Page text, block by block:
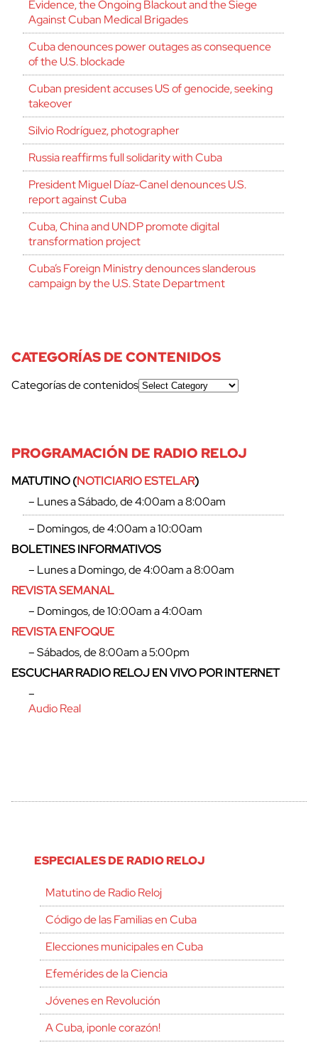
Evidence, the Ongoing Blackout and the Siege
Against Cuban Medical Brigades
Cuba denounces power outages as consequence
of the U.S. blockade
Cuban president accuses US of genocide, seeking
takeover
Silvio Rodríguez, photographer
Russia reaffirms full solidarity with Cuba
President Miguel Díaz-Canel denounces U.S.
report against Cuba
Cuba, China and UNDP promote digital
transformation project
Cuba’s Foreign Ministry denounces slanderous
campaign by the U.S. State Department
CATEGORÍAS DE CONTENIDOS
Categorías de contenidos
PROGRAMACIÓN DE RADIO RELOJ
MATUTINO (NOTICIARIO ESTELAR)
– Lunes a Sábado, de 4:00am a 8:00am
– Domingos, de 4:00am a 10:00am
BOLETINES INFORMATIVOS
– Lunes a Domingo, de 4:00am a 8:00am
REVISTA SEMANAL
– Domingos, de 10:00am a 4:00am
REVISTA ENFOQUE
– Sábados, de 8:00am a 5:00pm
ESCUCHAR RADIO RELOJ EN VIVO POR INTERNET
–
Audio Real
ESPECIALES DE RADIO RELOJ
Matutino de Radio Reloj
Código de las Familias en Cuba
Elecciones municipales en Cuba
Efemérides de la Ciencia
Jóvenes en Revolución
A Cuba, ¡ponle corazón!